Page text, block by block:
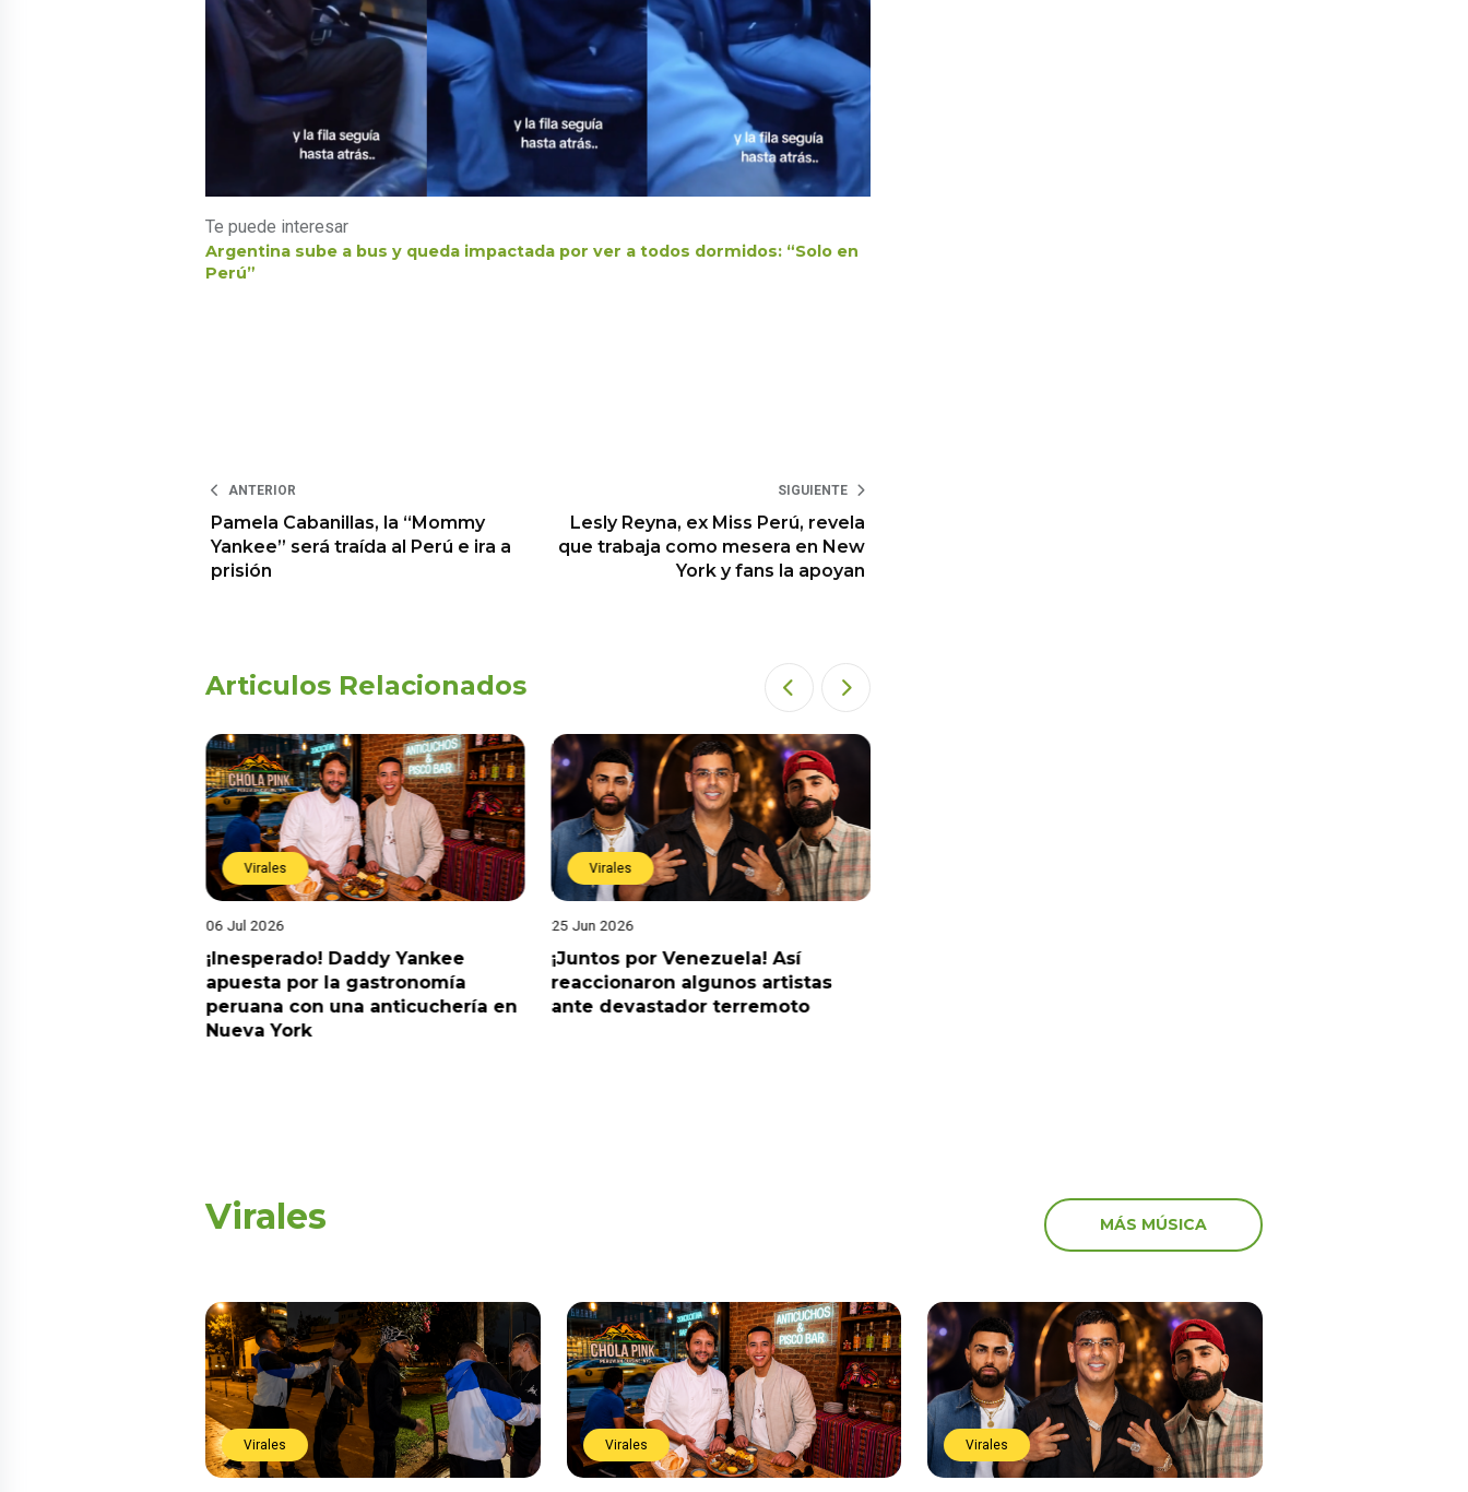
Te puede interesar
Argentina sube a bus y queda impactada por ver a todos dormidos: “Solo en
Perú”
ANTERIOR
Pamela Cabanillas, la “Mommy
Yankee” será traída al Perú e ira a
prisión
SIGUIENTE
Lesly Reyna, ex Miss Perú, revela
que trabaja como mesera en New
York y fans la apoyan
Articulos Relacionados
Virales
06 Jul 2026
¡Inesperado! Daddy Yankee
apuesta por la gastronomía
peruana con una anticuchería en
Nueva York
Virales
25 Jun 2026
¡Juntos por Venezuela! Así
reaccionaron algunos artistas
ante devastador terremoto
Virales MÁS MÚSICA
Virales Virales Virales